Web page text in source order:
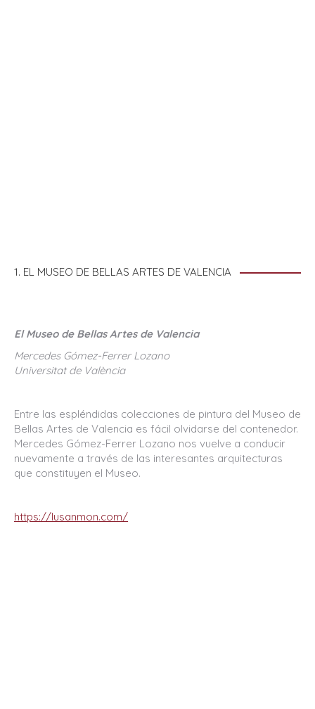
1. EL MUSEO DE BELLAS ARTES DE VALENCIA
El Museo de Bellas Artes de Valencia
Mercedes Gómez-Ferrer Lozano
Universitat de València
Entre las espléndidas colecciones de pintura del Museo de
Bellas Artes de Valencia es fácil olvidarse del contenedor.
Mercedes Gómez-Ferrer Lozano nos vuelve a conducir
nuevamente a través de las interesantes arquitecturas
que constituyen el Museo.
https://lusanmon.com/